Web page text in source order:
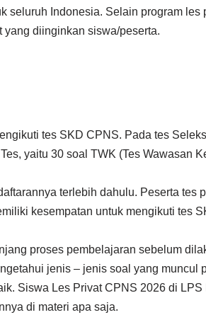
seluruh Indonesia. Selain program les
diinginkan siswa/peserta.
tes SKD CPNS. Pada tes
yaitu 30 soal TWK (Tes Wawasan
terlebih dahulu. Peserta tes
kesempatan untuk mengikuti tes
proses pembelajaran sebelum
jenis – jenis soal yang muncul
Siswa Les Privat CPNS 2026 di
di materi apa saja.